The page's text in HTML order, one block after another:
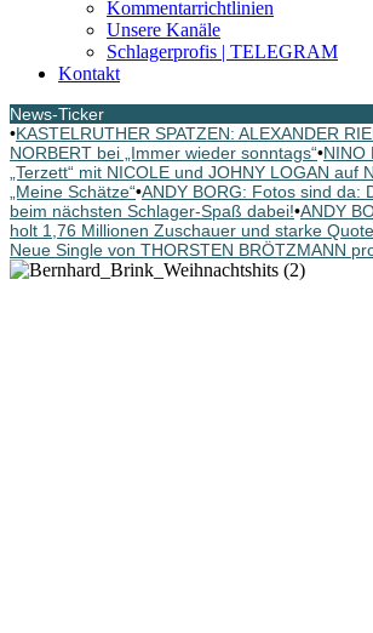
Kommentarrichtlinien
Unsere Kanäle
Schlagerprofis | TELEGRAM
Kontakt
News-Ticker
•KASTELRUTHER SPATZEN: ALEXANDER
NORBERT bei „Immer wieder sonntags“•NINO
„Terzett“ mit NICOLE und JOHNY LOGAN auf
„Meine Schätze“•ANDY BORG: Fotos sind da:
beim nächsten Schlager-Spaß dabei!•ANDY
holt 1,76 Millionen Zuschauer und starke Quote
Neue Single von THORSTEN BRÖTZMANN